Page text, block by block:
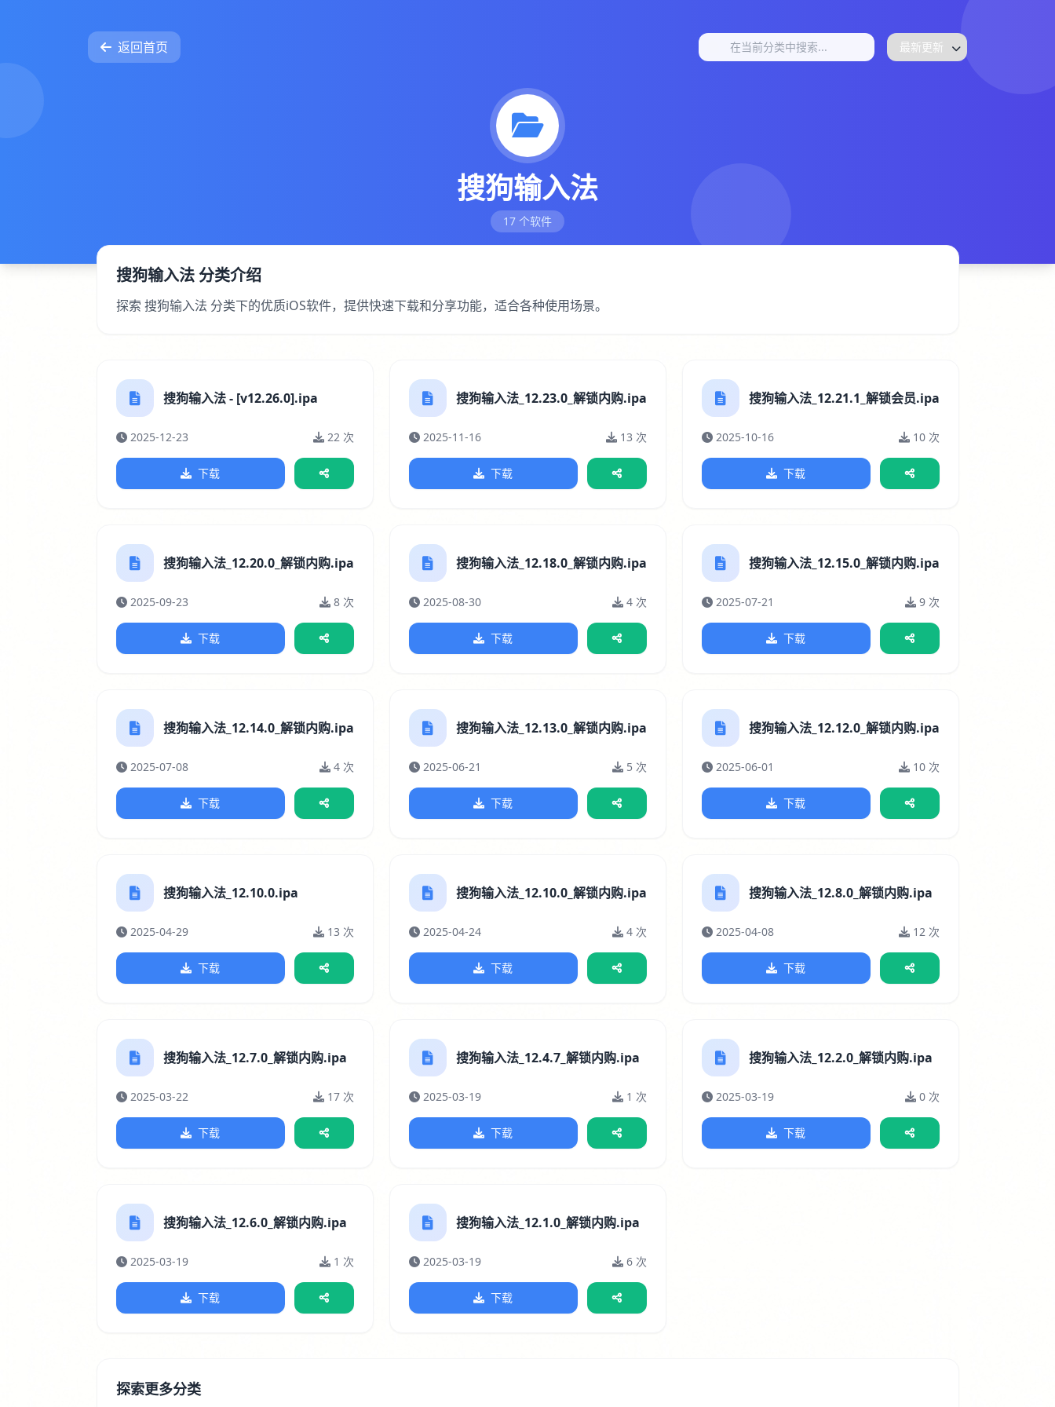
返回首页
搜狗输入法
17 个软件
搜狗输入法 分类介绍
探索 搜狗输入法 分类下的优质iOS软件，提供快速下载和分享功能，适合各种使用场景。
搜狗输入法 - [v12.26.0].ipa
2025-12-23 22 次
下载
搜狗输入法_12.23.0_解锁内购.ipa
2025-11-16 13 次
下载
搜狗输入法_12.21.1_解锁会员.ipa
2025-10-16 10 次
下载
搜狗输入法_12.20.0_解锁内购.ipa
2025-09-23 8 次
下载
搜狗输入法_12.18.0_解锁内购.ipa
2025-08-30 4 次
下载
搜狗输入法_12.15.0_解锁内购.ipa
2025-07-21 9 次
下载
搜狗输入法_12.14.0_解锁内购.ipa
2025-07-08 4 次
下载
搜狗输入法_12.13.0_解锁内购.ipa
2025-06-21 5 次
下载
搜狗输入法_12.12.0_解锁内购.ipa
2025-06-01 10 次
下载
搜狗输入法_12.10.0.ipa
2025-04-29 13 次
下载
搜狗输入法_12.10.0_解锁内购.ipa
2025-04-24 4 次
下载
搜狗输入法_12.8.0_解锁内购.ipa
2025-04-08 12 次
下载
搜狗输入法_12.7.0_解锁内购.ipa
2025-03-22 17 次
下载
搜狗输入法_12.4.7_解锁内购.ipa
2025-03-19 1 次
下载
搜狗输入法_12.2.0_解锁内购.ipa
2025-03-19 0 次
下载
搜狗输入法_12.6.0_解锁内购.ipa
2025-03-19 1 次
下载
搜狗输入法_12.1.0_解锁内购.ipa
2025-03-19 6 次
下载
探索更多分类